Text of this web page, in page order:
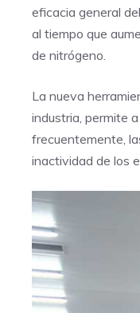
eficacia general
al tiempo que
de nitrógeno.
La nueva
industria, permite
frecuentemente,
inactividad de los